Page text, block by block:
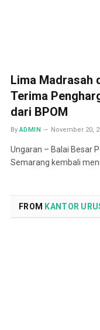
Lima Madrasah
Terima
dari BPOM
By ADMIN November 20,
Ungaran – Balai Besar
Semarang kembali
FROM KANTOR